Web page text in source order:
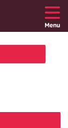
Menu